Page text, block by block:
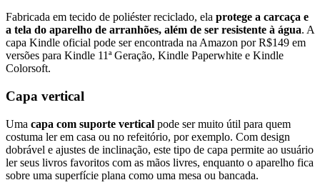
Fabricada em tecido de poliéster reciclado, ela protege a carcaça e
a tela do aparelho de arranhões, além de ser resistente à água. A
capa Kindle oficial pode ser encontrada na Amazon por R$149 em
versões para Kindle 11ª Geração, Kindle Paperwhite e Kindle
Colorsoft.
Capa vertical
Uma capa com suporte vertical pode ser muito útil para quem
costuma ler em casa ou no refeitório, por exemplo. Com design
dobrável e ajustes de inclinação, este tipo de capa permite ao usuário
ler seus livros favoritos com as mãos livres, enquanto o aparelho fica
sobre uma superfície plana como uma mesa ou bancada.